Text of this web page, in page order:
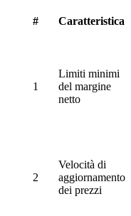
# Caratteristica
1
Limiti minimi
del margine
netto
2
Velocità di
aggiornamento
dei prezzi